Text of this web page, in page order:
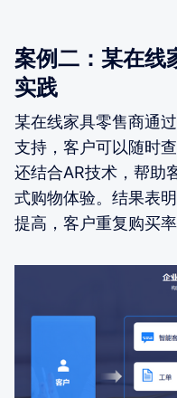
案例二：某在线
实践
某在线家具零售商通
支持，客户可以随时
还结合AR技术，帮助
式购物体验。结果表
提高，客户重复购买率